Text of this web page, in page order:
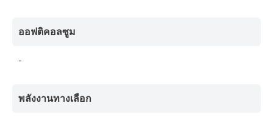
ออฟติคอลซูม
-
พลังงานทางเลือก